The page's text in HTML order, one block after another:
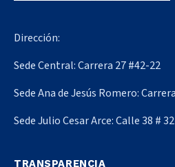
Dirección:
Sede Central: Carrera 27 #42-22
Sede Ana de Jesús Romero:
Sede Julio Cesar Arce: Calle 38 #
TRANSPARENCIA